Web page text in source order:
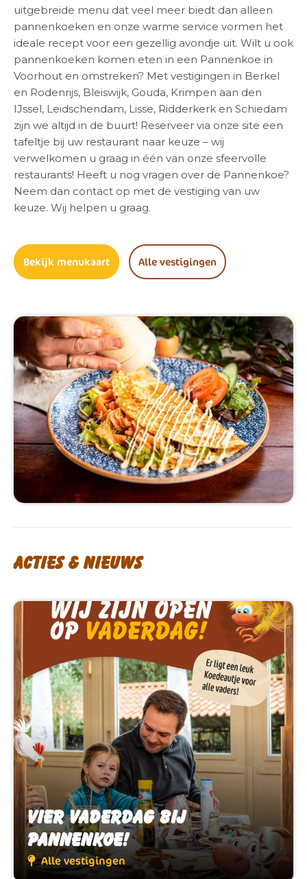
uitgebreide menu dat veel meer biedt dan alleen
pannenkoeken en onze warme service vormen het
ideale recept voor een gezellig avondje uit. Wilt u ook
pannenkoeken komen eten in een Pannenkoe in
Voorhout en omstreken? Met vestigingen in Berkel
en Rodenrijs, Bleiswijk, Gouda, Krimpen aan den
IJssel, Leidschendam, Lisse, Ridderkerk en Schiedam
zijn we altijd in de buurt! Reserveer via onze site een
tafeltje bij uw restaurant naar keuze – wij
verwelkomen u graag in één van onze sfeervolle
restaurants! Heeft u nog vragen over de Pannenkoe?
Neem dan contact op met de vestiging van uw
keuze. Wij helpen u graag.
Bekijk menukaart Alle vestigingen
Acties & nieuws
Vier Vaderdag bij
Pannenkoe!
Alle vestigingen
Vier Vaderdag bij
Pannenkoe!
Alle vestigingen